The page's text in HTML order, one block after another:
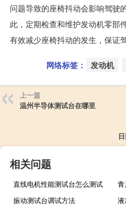
问题导致的座椅抖动会影响驾驶
此，定期检查和维护发动机零部
有效减少座椅抖动的发生，保证
网络标签： 发动机
上一篇
温州半导体测试台在哪里
相关问题
直线电机性能测试台怎么测试
振动测试台调试方法